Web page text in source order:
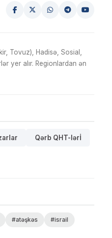
Tovuz), Hadisə, Sosial,
yer alır. Regionlardan ən
Qərb QHT-lərİ
#atəşkəs
#israil